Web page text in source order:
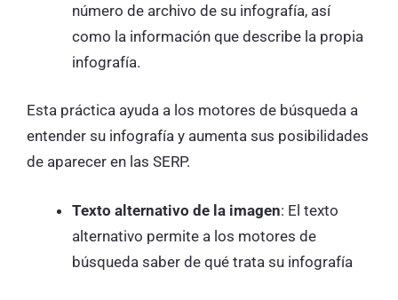
número de archivo de su infografía, así
como la información que describe la propia
infografía.
Esta práctica ayuda a los motores de búsqueda a
entender su infografía y aumenta sus posibilidades
de aparecer en las SERP.
Texto alternativo de la imagen: El texto
alternativo permite a los motores de
búsqueda saber de qué trata su infografía